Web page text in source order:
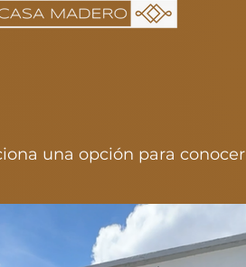
una opción para conocer